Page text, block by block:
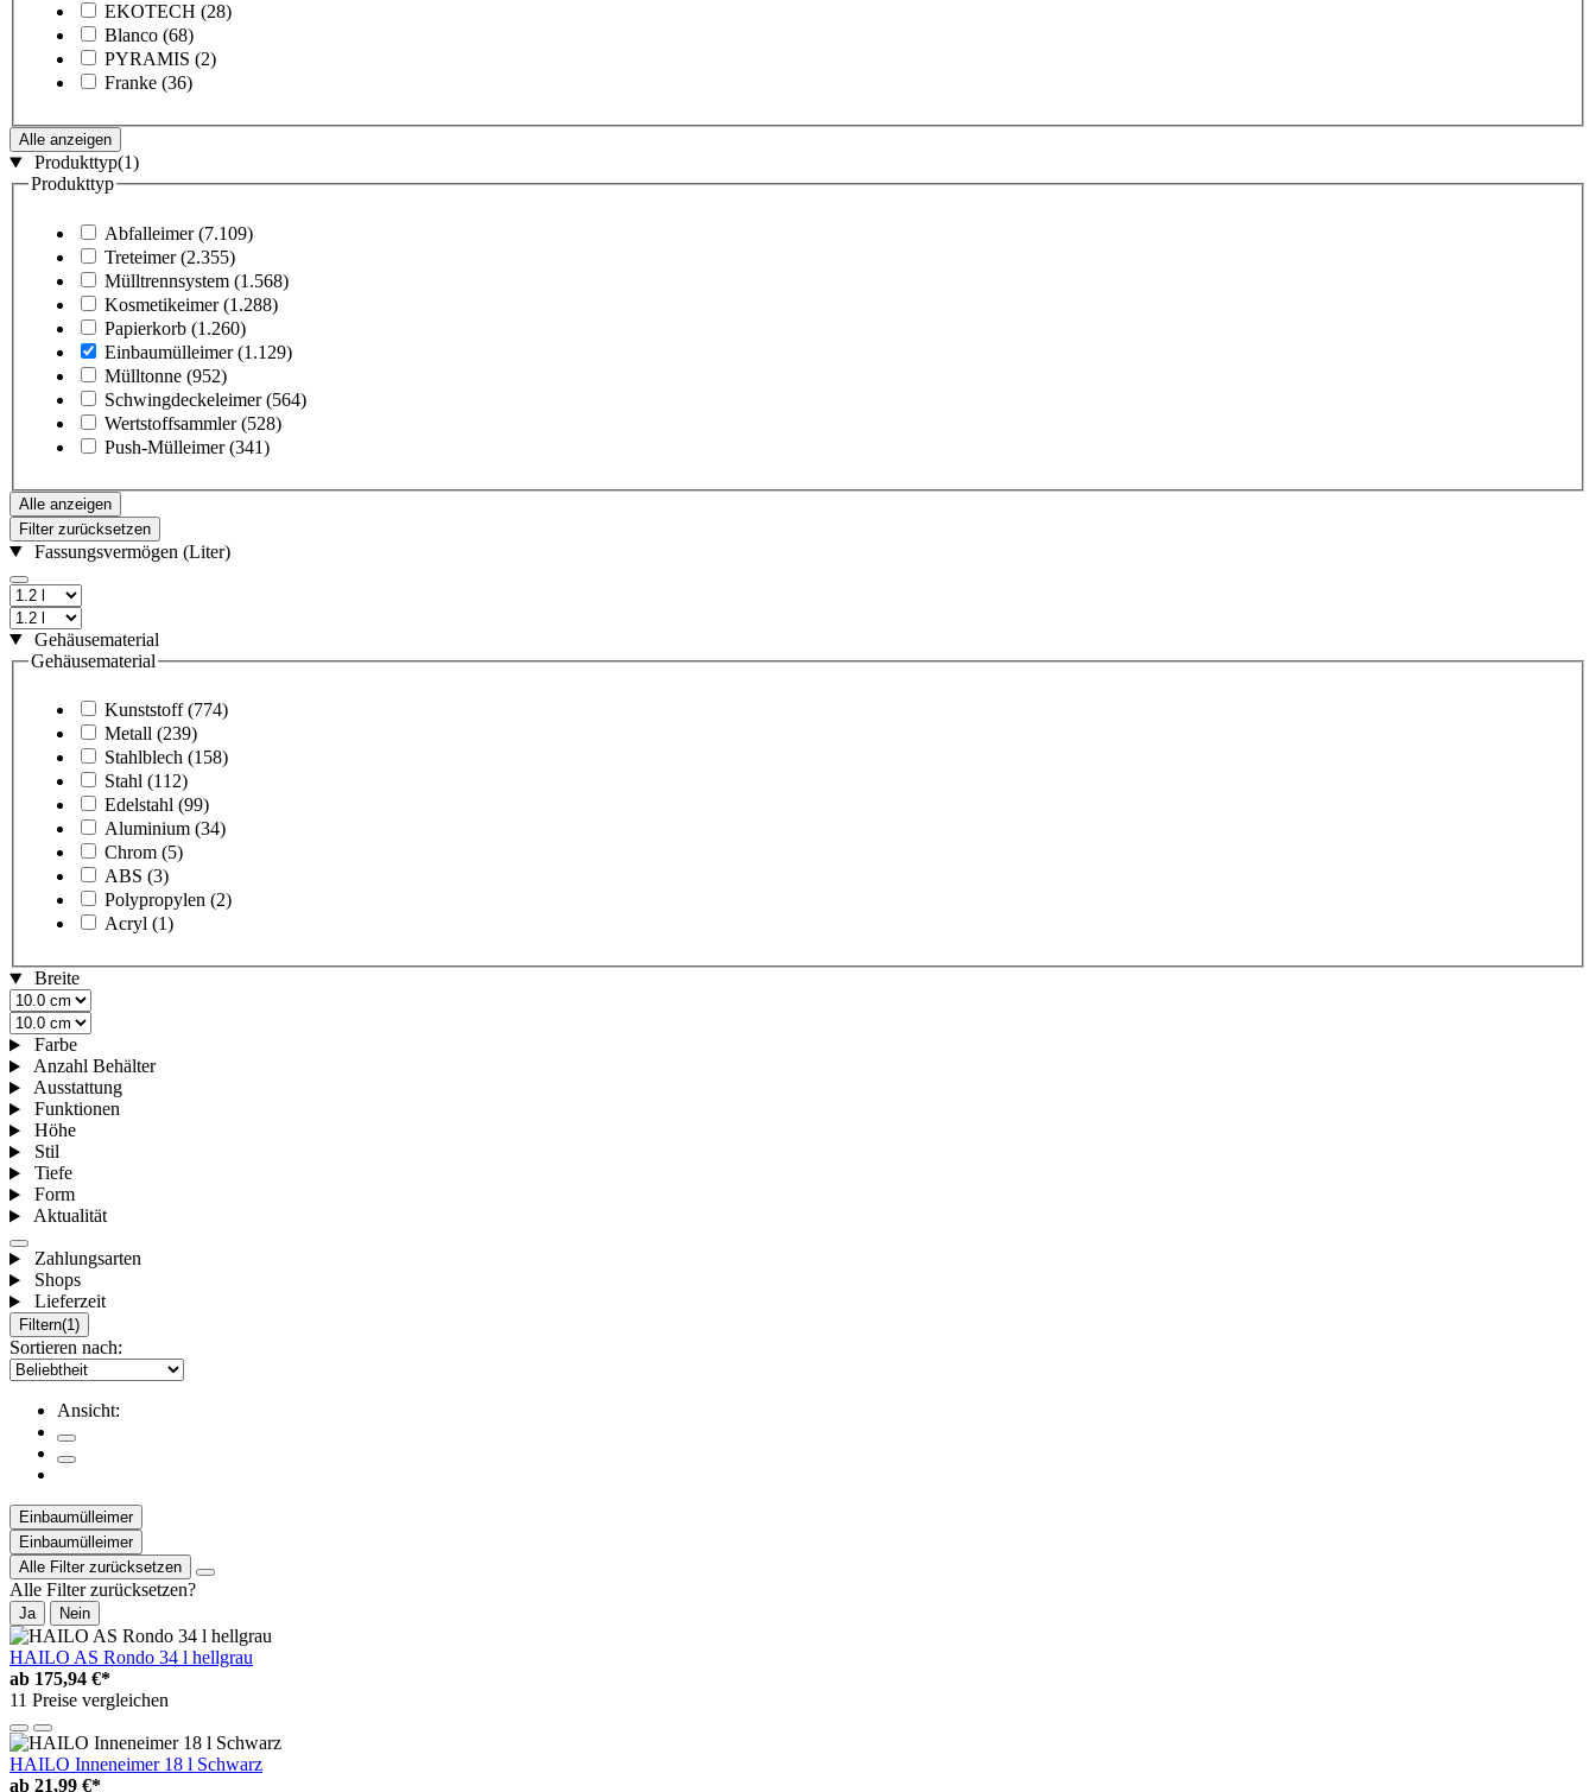
EKOTECH (28)
Blanco (68)
PYRAMIS (2)
Franke (36)
Alle anzeigen
Produkttyp(1)
Produkttyp
Abfalleimer (7.109)
Treteimer (2.355)
Mülltrennsystem (1.568)
Kosmetikeimer (1.288)
Papierkorb (1.260)
Einbaumülleimer (1.129)
Mülltonne (952)
Schwingdeckeleimer (564)
Wertstoffsammler (528)
Push-Mülleimer (341)
Alle anzeigen
Filter zurücksetzen
Fassungsvermögen (Liter)
Gehäusematerial
Gehäusematerial
Kunststoff (774)
Metall (239)
Stahlblech (158)
Stahl (112)
Edelstahl (99)
Aluminium (34)
Chrom (5)
ABS (3)
Polypropylen (2)
Acryl (1)
Breite
Farbe
Anzahl Behälter
Ausstattung
Funktionen
Höhe
Stil
Tiefe
Form
Aktualität
Zahlungsarten
Shops
Lieferzeit
Filtern(1)
Sortieren nach:
Ansicht:
Einbaumülleimer
Einbaumülleimer
Alle Filter zurücksetzen
Alle Filter zurücksetzen?
Ja Nein
HAILO AS Rondo 34 l hellgrau
ab 175,94 €*
11 Preise vergleichen
HAILO Inneneimer 18 l Schwarz
ab 21,99 €*